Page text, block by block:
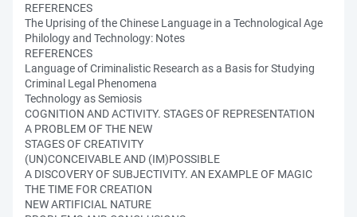
REFERENCES
The Uprising of the Chinese Language in a Technological Age
Philology and Technology: Notes
REFERENCES
Language of Criminalistic Research as a Basis for Studying
Criminal Legal Phenomena
Technology as Semiosis
COGNITION AND ACTIVITY. STAGES OF REPRESENTATION
A PROBLEM OF THE NEW
STAGES OF CREATIVITY
(UN)CONCEIVABLE AND (IM)POSSIBLE
A DISCOVERY OF SUBJECTIVITY. AN EXAMPLE OF MAGIC
THE TIME FOR CREATION
NEW ARTIFICIAL NATURE